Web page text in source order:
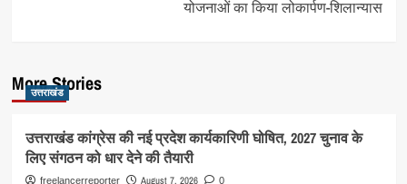
योजनाओं का किया लोकार्पण-शिलान्यास
More Stories
उत्तराखंड
उत्तराखंड कांग्रेस की नई प्रदेश कार्यकारिणी घोषित, 2027 चुनाव के
लिए संगठन को धार देने की तैयारी
freelancerreporter August 7, 2026 0